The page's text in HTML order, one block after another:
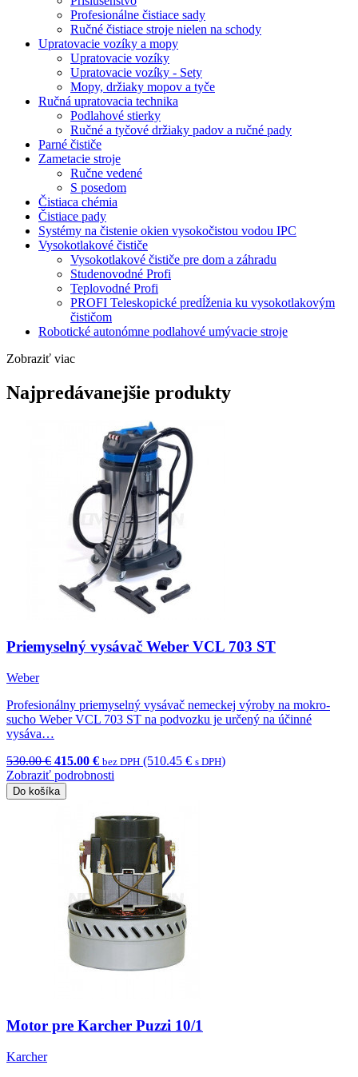
Profesionálne čistiace sady
Ručné čistiace stroje nielen na schody
Upratovacie vozíky a mopy
Upratovacie vozíky
Upratovacie vozíky - Sety
Mopy, držiaky mopov a tyče
Ručná upratovacia technika
Podlahové stierky
Ručné a tyčové držiaky padov a ručné pady
Parné čističe
Zametacie stroje
Ručne vedené
S posedom
Čistiaca chémia
Čistiace pady
Systémy na čistenie okien vysokočistou vodou IPC
Vysokotlakové čističe
Vysokotlakové čističe pre dom a záhradu
Studenovodné Profi
Teplovodné Profi
PROFI Teleskopické predĺženia ku vysokotlakovým
čističom
Robotické autonómne podlahové umývacie stroje
Zobraziť viac
Najpredávanejšie produkty
Priemyselný vysávač Weber VCL 703 ST
Weber
Profesionálny priemyselný vysávač nemeckej výroby na mokro-
sucho Weber VCL 703 ST na podvozku je určený na účinné
vysáva…
530.00 € 415.00 € bez DPH (510.45 € s DPH)
Zobraziť podrobnosti
Do košíka
Motor pre Karcher Puzzi 10/1
Karcher